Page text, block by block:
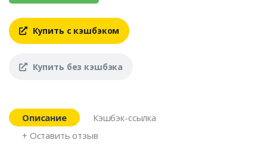
Купить с кэшбэком
Купить без кэшбэка
Описание
Кэшбэк-ссылка
+ Оставить отзыв